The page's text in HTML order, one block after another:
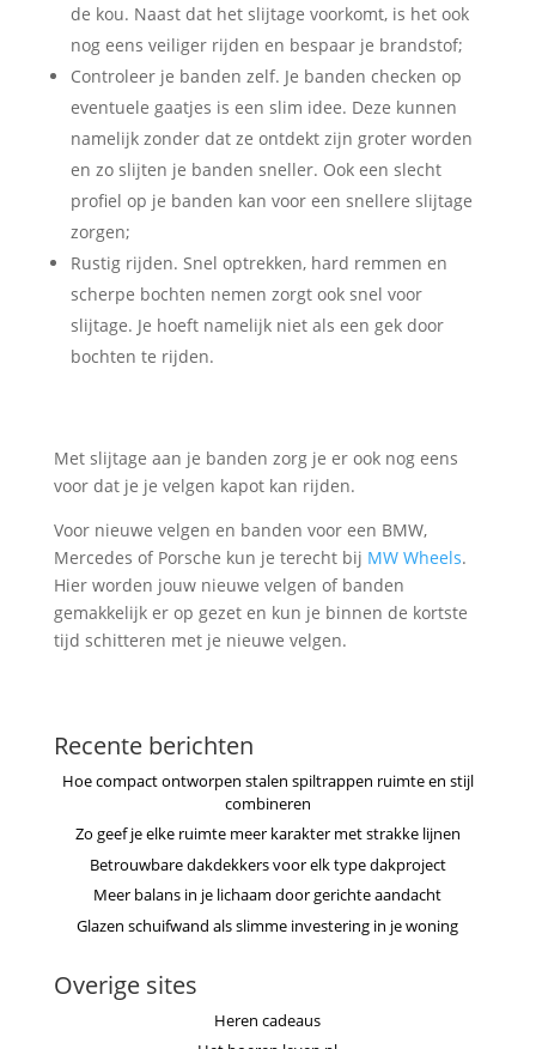
de kou. Naast dat het slijtage voorkomt, is het ook
nog eens veiliger rijden en bespaar je brandstof;
Controleer je banden zelf. Je banden checken op
eventuele gaatjes is een slim idee. Deze kunnen
namelijk zonder dat ze ontdekt zijn groter worden
en zo slijten je banden sneller. Ook een slecht
profiel op je banden kan voor een snellere slijtage
zorgen;
Rustig rijden. Snel optrekken, hard remmen en
scherpe bochten nemen zorgt ook snel voor
slijtage. Je hoeft namelijk niet als een gek door
bochten te rijden.
Met slijtage aan je banden zorg je er ook nog eens
voor dat je je velgen kapot kan rijden.
Voor nieuwe velgen en banden voor een BMW,
Mercedes of Porsche kun je terecht bij MW Wheels.
Hier worden jouw nieuwe velgen of banden
gemakkelijk er op gezet en kun je binnen de kortste
tijd schitteren met je nieuwe velgen.
Recente berichten
Hoe compact ontworpen stalen spiltrappen ruimte en stijl
combineren
Zo geef je elke ruimte meer karakter met strakke lijnen
Betrouwbare dakdekkers voor elk type dakproject
Meer balans in je lichaam door gerichte aandacht
Glazen schuifwand als slimme investering in je woning
Overige sites
Heren cadeaus